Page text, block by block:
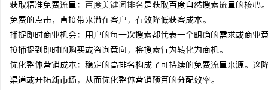
time： 2026-01-29
获取精准免费流量： 百度关键词排名是获取百度自然搜索流量的核心
免费的点击，直接带来潜在客户，有效降低获客成本。
捕捉即时商业机会：用户的每一次搜索都代表一个明确的需求或商
接捕捉到即时的购买或咨询意向，将搜索行为转化为商机。
优化整体营销成本：稳定的高排名构成了可持续的免费流量来源。
渠道或开拓新市场，从而优化整体营销预算的分配效率。